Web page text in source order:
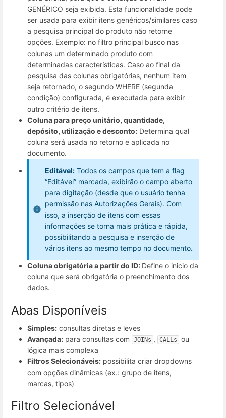
GENÉRICO seja exibida. Esta funcionalidade pode
ser usada para exibir itens genéricos/similares caso
a pesquisa principal do produto não retorne
opções. Exemplo: no filtro principal busco nas
colunas um determinado produto com
determinadas características. Caso ao final da
pesquisa das colunas obrigatórias, nenhum item
seja retornado, o segundo WHERE (segunda
condição) configurada, é executada para exibir
outro critério de itens.
Coluna para preço unitário, quantidade,
depósito, utilização e desconto: Determina qual
coluna será usada no retorno e aplicada no
documento.
Editável: Todos os campos que tem a flag
“Editável” marcada, exibirão o campo aberto
para digitação (desde que o usuário tenha
permissão nas Autorizações Gerais). Com
isso, a inserção de itens com essas
informações se torna mais prática e rápida,
possibilitando a pesquisa e inserção de
vários itens ao mesmo tempo no documento.
Coluna obrigatória a partir do ID: Define o inicio da
coluna que será obrigatória o preenchimento dos
dados.
Abas Disponíveis
Simples: consultas diretas e leves
Avançada: para consultas com JOINs , CALLs
ou
lógica mais complexa
Filtros Selecionáveis: possibilita criar dropdowns
com opções dinâmicas (ex.: grupo de itens,
marcas, tipos)
Filtro Selecionável